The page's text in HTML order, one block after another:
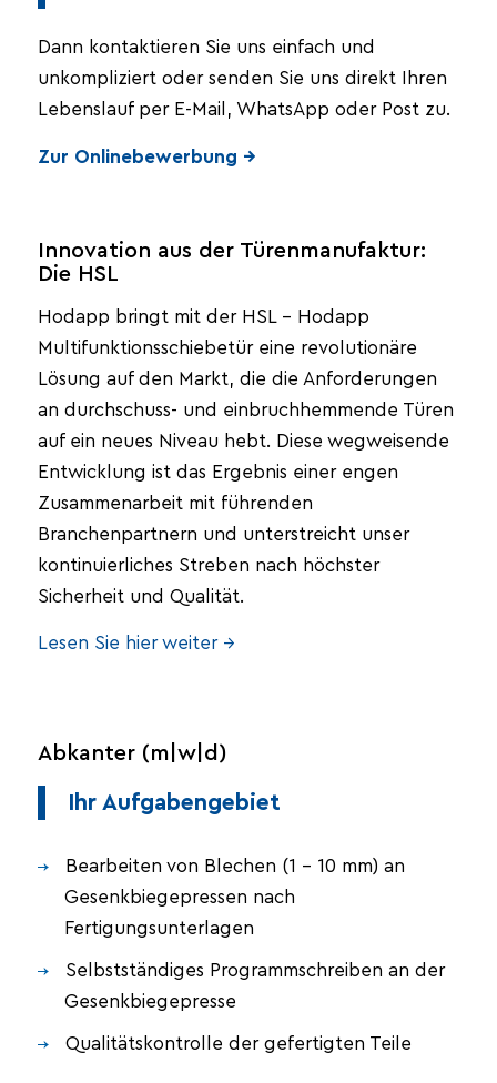
Dann kontaktieren Sie uns einfach und
unkompliziert oder senden Sie uns direkt Ihren
Lebenslauf per E-Mail, WhatsApp oder Post zu.
Zur Onlinebewerbung →
Innovation aus der Türenmanufaktur:
Die HSL
Hodapp bringt mit der HSL – Hodapp
Multifunktionsschiebetür eine revolutionäre
Lösung auf den Markt, die die Anforderungen
an durchschuss- und einbruchhemmende Türen
auf ein neues Niveau hebt. Diese wegweisende
Entwicklung ist das Ergebnis einer engen
Zusammenarbeit mit führenden
Branchenpartnern und unterstreicht unser
kontinuierliches Streben nach höchster
Sicherheit und Qualität.
Lesen Sie hier weiter →
Abkanter (m|w|d)
Ihr Aufgabengebiet
Bearbeiten von Blechen (1 – 10 mm) an
Gesenkbiegepressen nach
Fertigungsunterlagen
Selbstständiges Programmschreiben an der
Gesenkbiegepresse
Qualitätskontrolle der gefertigten Teile